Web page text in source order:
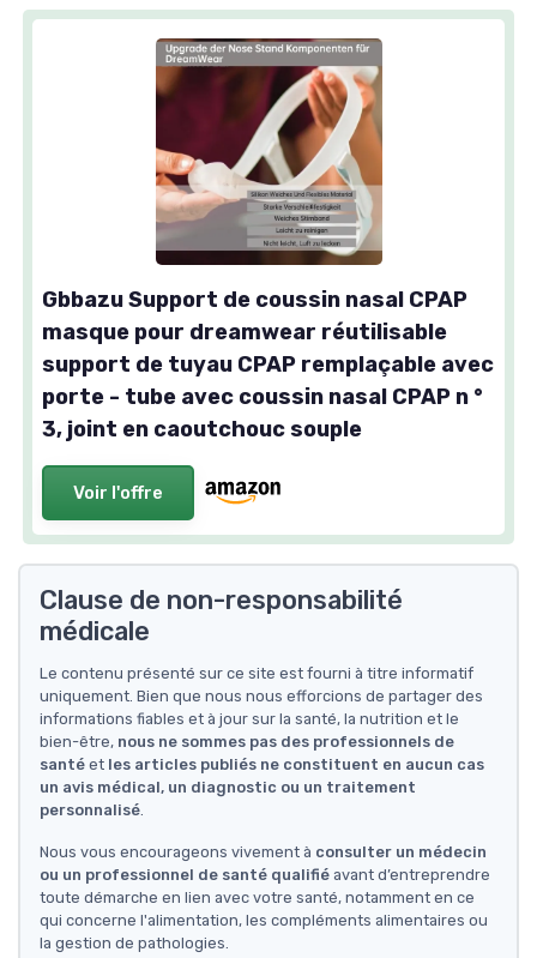
Gbbazu Support de coussin nasal CPAP
masque pour dreamwear réutilisable
support de tuyau CPAP remplaçable avec
porte - tube avec coussin nasal CPAP n °
3, joint en caoutchouc souple
Voir l'offre
Clause de non-responsabilité
médicale
Le contenu présenté sur ce site est fourni à titre informatif
uniquement. Bien que nous nous efforcions de partager des
informations fiables et à jour sur la santé, la nutrition et le
bien-être, nous ne sommes pas des professionnels de
santé et les articles publiés ne constituent en aucun cas
un avis médical, un diagnostic ou un traitement
personnalisé.
Nous vous encourageons vivement à consulter un médecin
ou un professionnel de santé qualifié avant d’entreprendre
toute démarche en lien avec votre santé, notamment en ce
qui concerne l'alimentation, les compléments alimentaires ou
la gestion de pathologies.